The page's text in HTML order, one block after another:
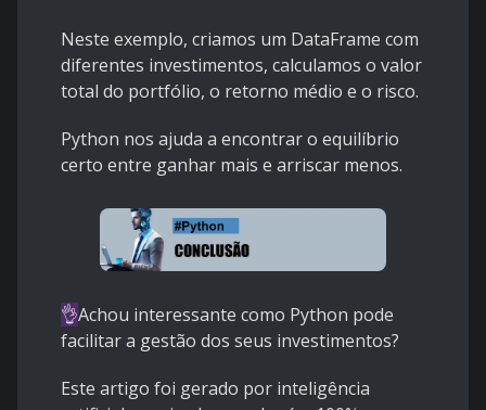
Neste exemplo, criamos um DataFrame com
diferentes investimentos, calculamos o valor
total do portfólio, o retorno médio e o risco.
Python nos ajuda a encontrar o equilíbrio
certo entre ganhar mais e arriscar menos.
👌Achou interessante como Python pode
facilitar a gestão dos seus investimentos?
Este artigo foi gerado por inteligência